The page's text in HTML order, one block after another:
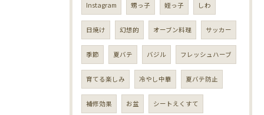
Instagram 甥っ子 姪っ子 しわ
日焼け 幻想的 オーブン料理 サッカー
季節 夏バテ バジル フレッシュハーブ
育てる楽しみ 冷やし中華 夏バテ防止
補修効果 お盆 シートえくすて